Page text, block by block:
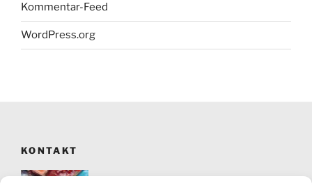
Kommentar-Feed
WordPress.org
KONTAKT